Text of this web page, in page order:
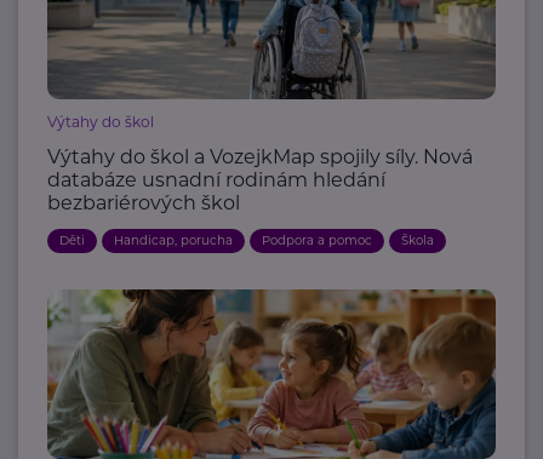
Výtahy do škol
Výtahy do škol a VozejkMap spojily síly. Nová
databáze usnadní rodinám hledání
bezbariérových škol
Děti Handicap, porucha Podpora a pomoc Škola